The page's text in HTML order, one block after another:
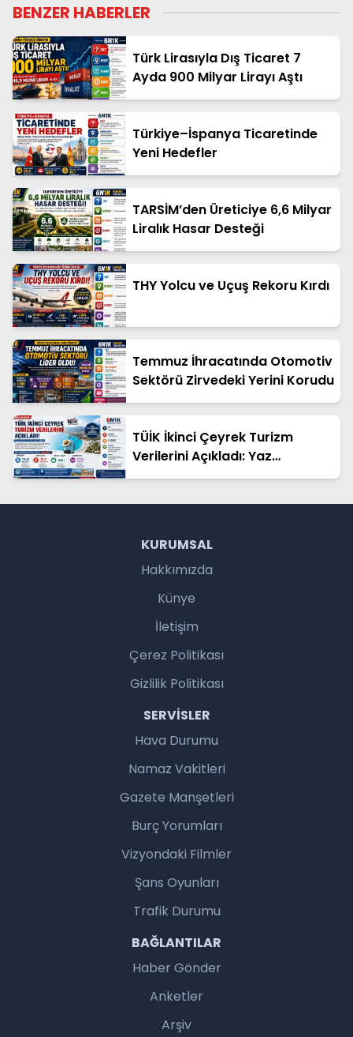
BENZER HABERLER
Türk Lirasıyla Dış Ticaret 7
Ayda 900 Milyar Lirayı Aştı
Türkiye–İspanya Ticaretinde
Yeni Hedefler
TARSİM’den Üreticiye 6,6 Milyar
Liralık Hasar Desteği
THY Yolcu ve Uçuş Rekoru Kırdı
Temmuz İhracatında Otomotiv
Sektörü Zirvedeki Yerini Korudu
TÜİK İkinci Çeyrek Turizm
Verilerini Açıkladı: Yaz
Sezonunun Performansı
KURUMSAL
Hakkımızda
Künye
İletişim
Çerez Politikası
Gizlilik Politikası
SERVISLER
Hava Durumu
Namaz Vakitleri
Gazete Manşetleri
Burç Yorumları
Vizyondaki Filmler
Şans Oyunları
Trafik Durumu
BAĞLANTILAR
Haber Gönder
Anketler
Arşiv